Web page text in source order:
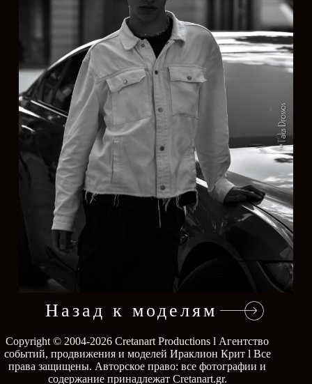
Назад к моделям
Перейти
Copyright © 2004-2026Cretanart Productions l Агентство
событий, продвижения и моделей Ираклион Крит l Все
права защищены. Авторское право: все фотографии и
содержание принадлежат Cretanart.gr.